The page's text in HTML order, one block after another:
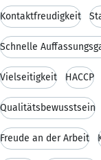
Kontaktfreudigkeit
Schnelle
Vielseitigkeit HACCP
Qualitätsbewusstsein
Freude an der Arbeit